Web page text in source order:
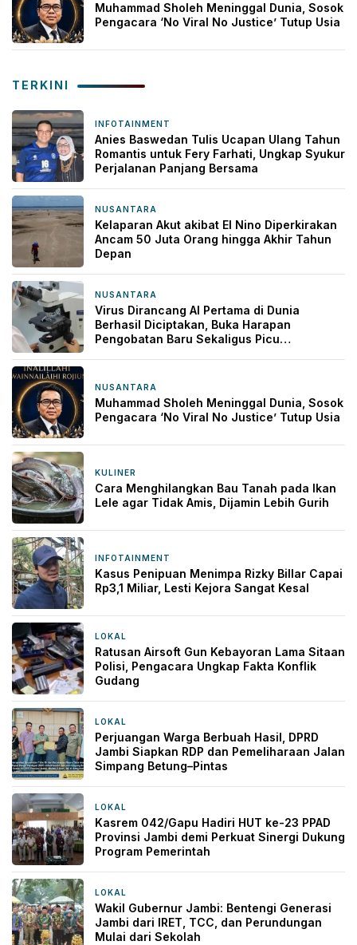
Muhammad Sholeh Meninggal Dunia, Sosok
Pengacara ‘No Viral No Justice’ Tutup Usia
TERKINI
INFOTAINMENT
Anies Baswedan Tulis Ucapan Ulang Tahun
Romantis untuk Fery Farhati, Ungkap Syukur
Perjalanan Panjang Bersama
NUSANTARA
Kelaparan Akut akibat El Nino Diperkirakan
Ancam 50 Juta Orang hingga Akhir Tahun
Depan
NUSANTARA
Virus Dirancang AI Pertama di Dunia
Berhasil Diciptakan, Buka Harapan
Pengobatan Baru Sekaligus Picu
NUSANTARA
Muhammad Sholeh Meninggal Dunia, Sosok
Pengacara ‘No Viral No Justice’ Tutup Usia
KULINER
Cara Menghilangkan Bau Tanah pada Ikan
Lele agar Tidak Amis, Dijamin Lebih Gurih
INFOTAINMENT
Kasus Penipuan Menimpa Rizky Billar Capai
Rp3,1 Miliar, Lesti Kejora Sangat Kesal
LOKAL
Ratusan Airsoft Gun Kebayoran Lama Sitaan
Polisi, Pengacara Ungkap Fakta Konflik
Gudang
LOKAL
Perjuangan Warga Berbuah Hasil, DPRD
Jambi Siapkan RDP dan Pemeliharaan Jalan
Simpang Betung–Pintas
LOKAL
Kasrem 042/Gapu Hadiri HUT ke-23 PPAD
Provinsi Jambi demi Perkuat Sinergi Dukung
Program Pemerintah
LOKAL
Wakil Gubernur Jambi: Bentengi Generasi
Jambi dari IRET, TCC, dan Perundungan
Mulai dari Sekolah